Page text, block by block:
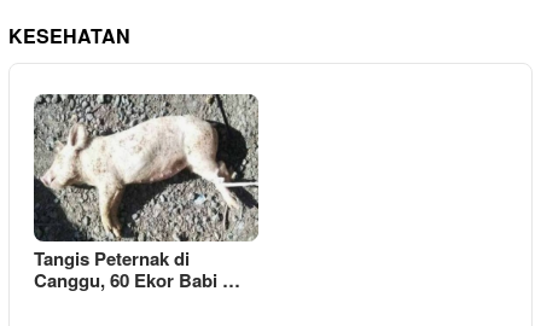
KESEHATAN
Tangis Peternak di
Canggu, 60 Ekor Babi …